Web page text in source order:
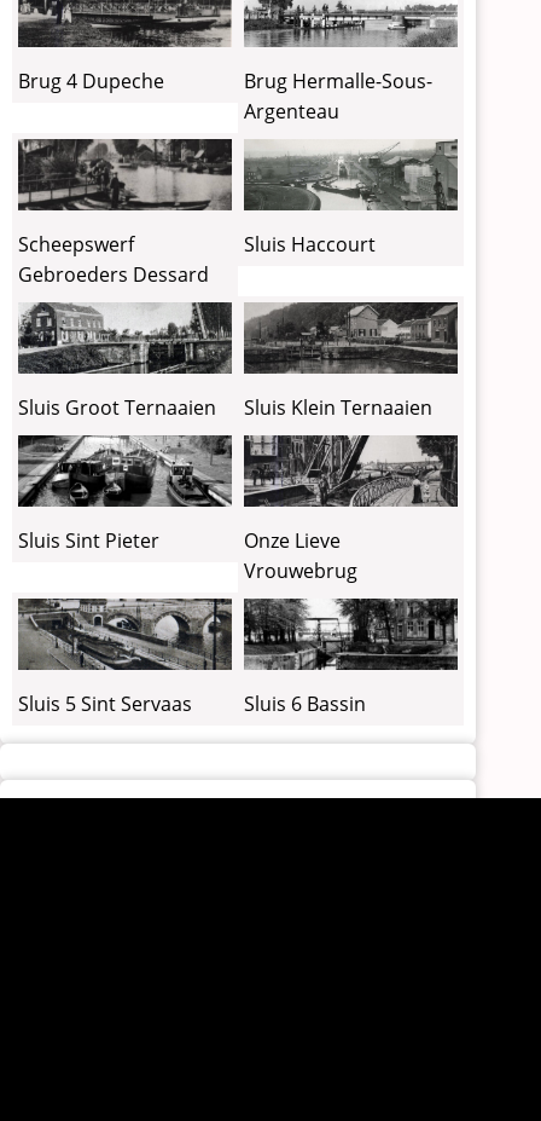
Brug 4 Dupeche
Brug Hermalle-Sous-
Argenteau
Scheepswerf
Gebroeders Dessard
Sluis Haccourt
Sluis Groot Ternaaien Sluis Klein Ternaaien
Sluis Sint Pieter
Onze Lieve
Vrouwebrug
Sluis 5 Sint Servaas Sluis 6 Bassin